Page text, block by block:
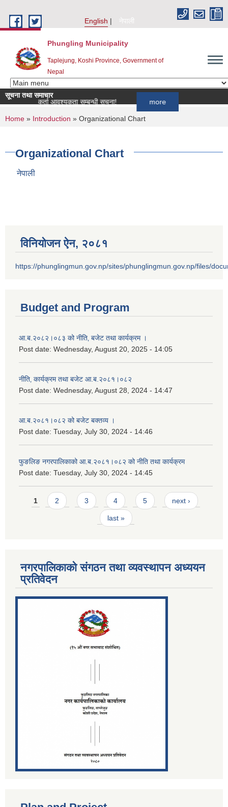
English
नेपाली
Phungling Municipality
Taplejung, Koshi Province, Government of
Nepal
सूचना तथा समाचार
खोपकर्ता आवश्यकता सम्बन्धी सूचना!
You are here
Home » Introduction » Organizational Chart
Organizational Chart
नेपाली
विनियोजन ऐन‚ २०८१
https://phunglingmun.gov.np/sites/phunglingmun.gov.np/files/
Budget and Program
आ.ब.२०८२।०८३ को नीति‚ बजेट तथा कार्यक्रम ।
Post date: Wednesday, August 20, 2025 - 14:05
नीति‚ कार्यक्रम तथा बजेट आ.ब.२०८१।०८२
Post date: Wednesday, August 28, 2024 - 14:47
आ.ब.२०८१।०८२ को बजेट बक्तव्य ।
Post date: Tuesday, July 30, 2024 - 14:46
फुङलिङ नगरपालिकाको आ.ब.२०८१।०८२ को नीति तथा कार्यक्रम
Post date: Tuesday, July 30, 2024 - 14:45
Pages
1 2 3 4 5 next ›
last »
नगरपालिकाको संगठन तथा व्यवस्थापन अध्ययन
प्रतिवेदन